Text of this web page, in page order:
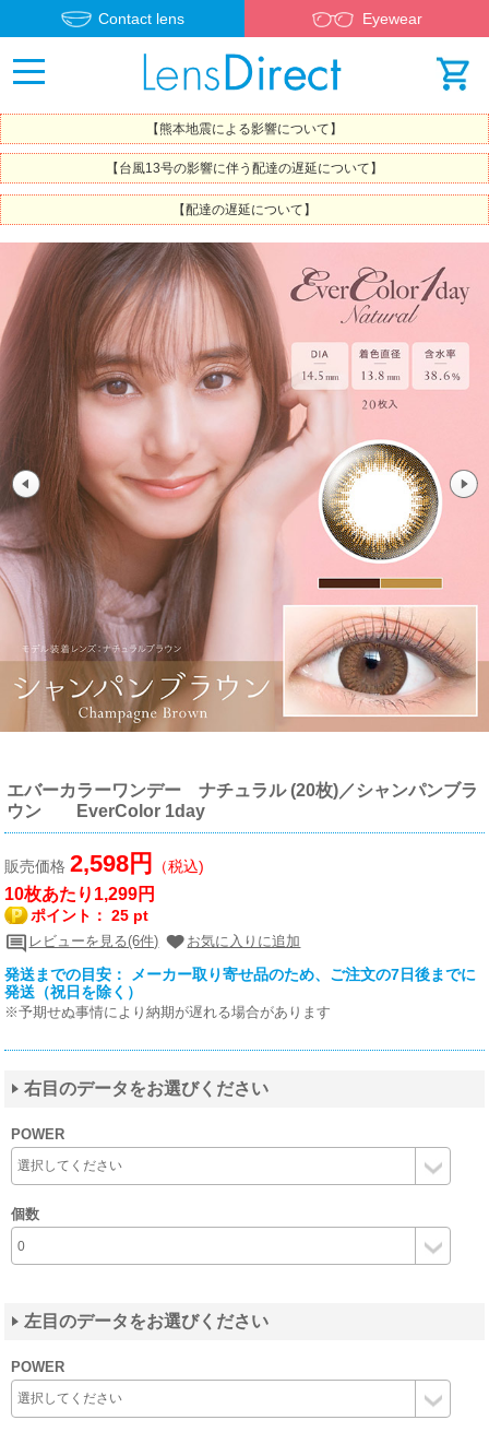
Contact lens Eyewear
【熊本地震による影響について】
【台風13号の影響に伴う配達の遅延について】
【配達の遅延について】
エバーカラーワンデー ナチュラル (20枚)／シャンパンブラ
ウン EverColor 1day
販売価格2,598円 （税込)
10枚あたり1,299円
ポイント：25 pt
レビューを見る(6件) お気に入りに追加
発送までの目安： メーカー取り寄せ品のため、ご注文の7日後までに
発送（祝日を除く）
※予期せぬ事情により納期が遅れる場合があります
右目のデータをお選びください
POWER
個数
左目のデータをお選びください
POWER